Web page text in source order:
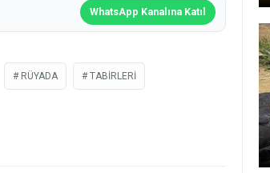
WhatsApp Kanalına Katıl
RÜYADA TABIRLERI